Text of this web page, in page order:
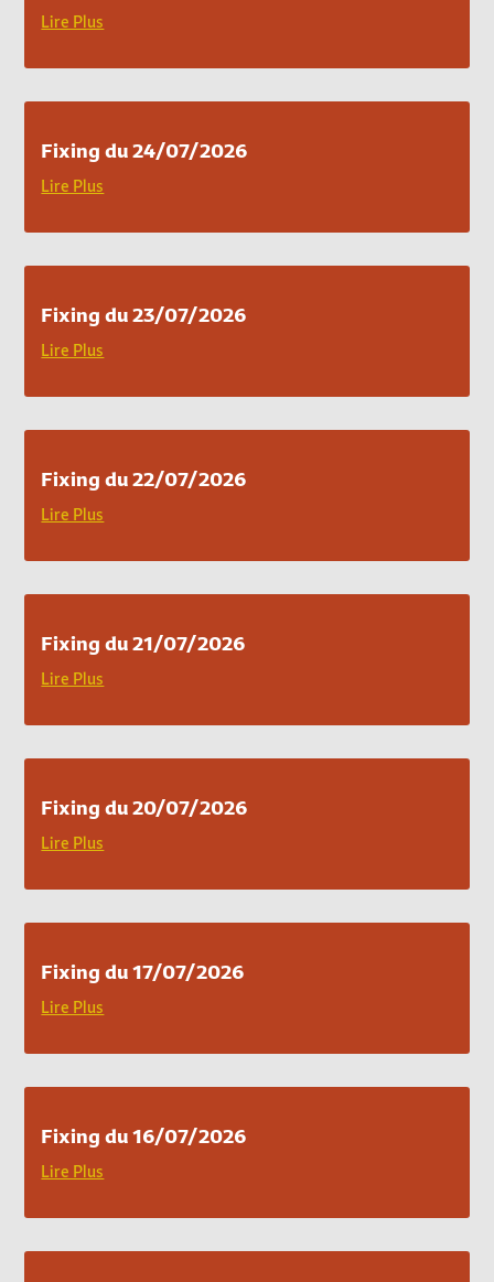
Lire Plus
Fixing du 24/07/2026
Lire Plus
Fixing du 23/07/2026
Lire Plus
Fixing du 22/07/2026
Lire Plus
Fixing du 21/07/2026
Lire Plus
Fixing du 20/07/2026
Lire Plus
Fixing du 17/07/2026
Lire Plus
Fixing du 16/07/2026
Lire Plus